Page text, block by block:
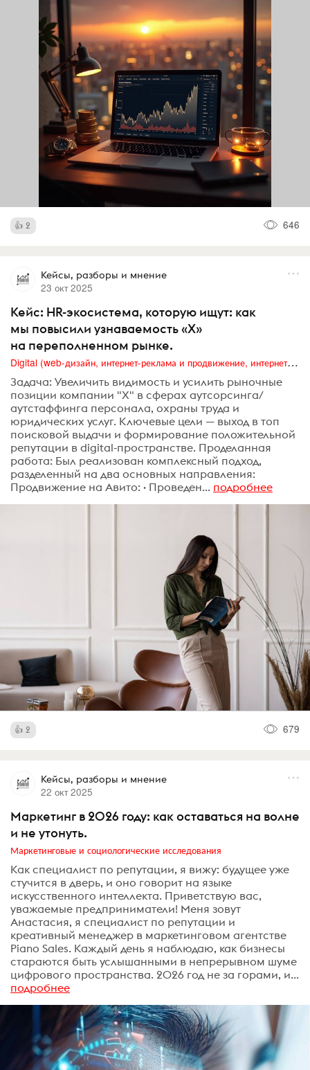
2 646
Кейсы, разборы и мнение
23 окт 2025
Кейс: HR-экосистема, которую ищут: как
мы повысили узнаваемость «X»
на переполненном рынке.
Digital (web-дизайн, интернет-реклама и продвижение, интернет-сообщества и блоги, интернет-коммуникации, мобильный маркетинг, реклама на цифровых экранах)
Задача: Увеличить видимость и усилить рыночные
позиции компании "X" в сферах аутсорсинга/
аутстаффинга персонала, охраны труда и
юридических услуг. Ключевые цели — выход в топ
поисковой выдачи и формирование положительной
репутации в digital-пространстве. Проделанная
работа: Был реализован комплексный подход,
разделенный на два основных направления:
Продвижение на Авито: · Проведен... подробнее
2 679
Кейсы, разборы и мнение
22 окт 2025
Маркетинг в 2026 году: как оставаться на волне
и не утонуть.
Маркетинговые и социологические исследования
Как специалист по репутации, я вижу: будущее уже
стучится в дверь, и оно говорит на языке
искусственного интеллекта. Приветствую вас,
уважаемые предприниматели! Меня зовут
Анастасия, я специалист по репутации и
креативный менеджер в маркетинговом агентстве
Piano Sales. Каждый день я наблюдаю, как бизнесы
стараются быть услышанными в непрерывном шуме
цифрового пространства. 2026 год не за горами, и...
подробнее